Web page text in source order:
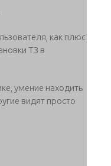
как плюс
ТЗ в
умение находить
видят просто